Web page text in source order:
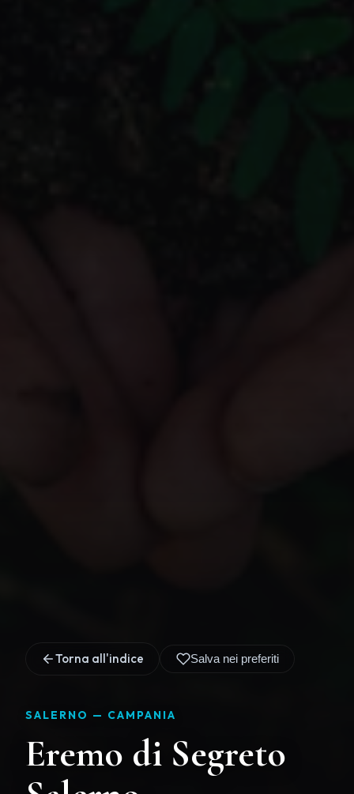
Torna all'indice Salva nei preferiti
SALERNO — CAMPANIA
Eremo di Segreto